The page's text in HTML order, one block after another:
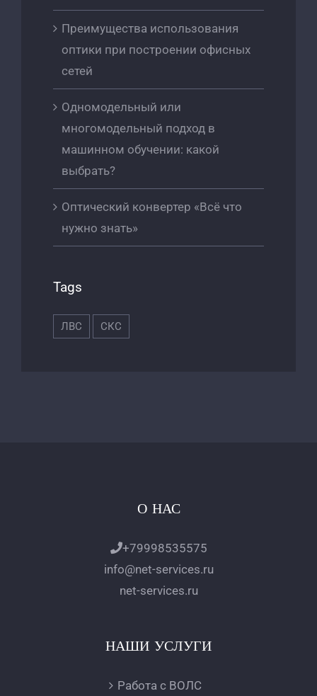
Преимущества использования
оптики при построении офисных
сетей
Одномодельный или
многомодельный подход в
машинном обучении: какой
выбрать?
Оптический конвертер «Всё что
нужно знать»
Tags
ЛВС СКС
О НАС
+79998535575
info@net-services.ru
net-services.ru
НАШИ УСЛУГИ
Работа с ВОЛС